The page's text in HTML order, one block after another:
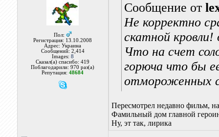
Пол:
Регистрация: 13.10.2008
Адрес: Украина
Сообщений: 2,414
Images: 8
Сказал(а) спасибо: 419
Поблагодарили: 970 раз(а)
Репутация:48684
Сообщение от
Не корректно
скатной
Что на счет
горюча что бы
отмороженных
Пересмотрел недавно фильм,
Фамильный дом главной
Ну, эт так, лирика